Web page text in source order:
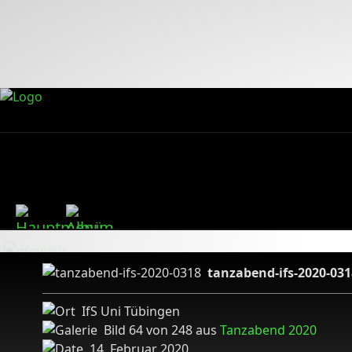
tanzabend-ifs-2020-
IfS Uni Tübingen
Bild 64 von 248 aus Tanzabend 2020